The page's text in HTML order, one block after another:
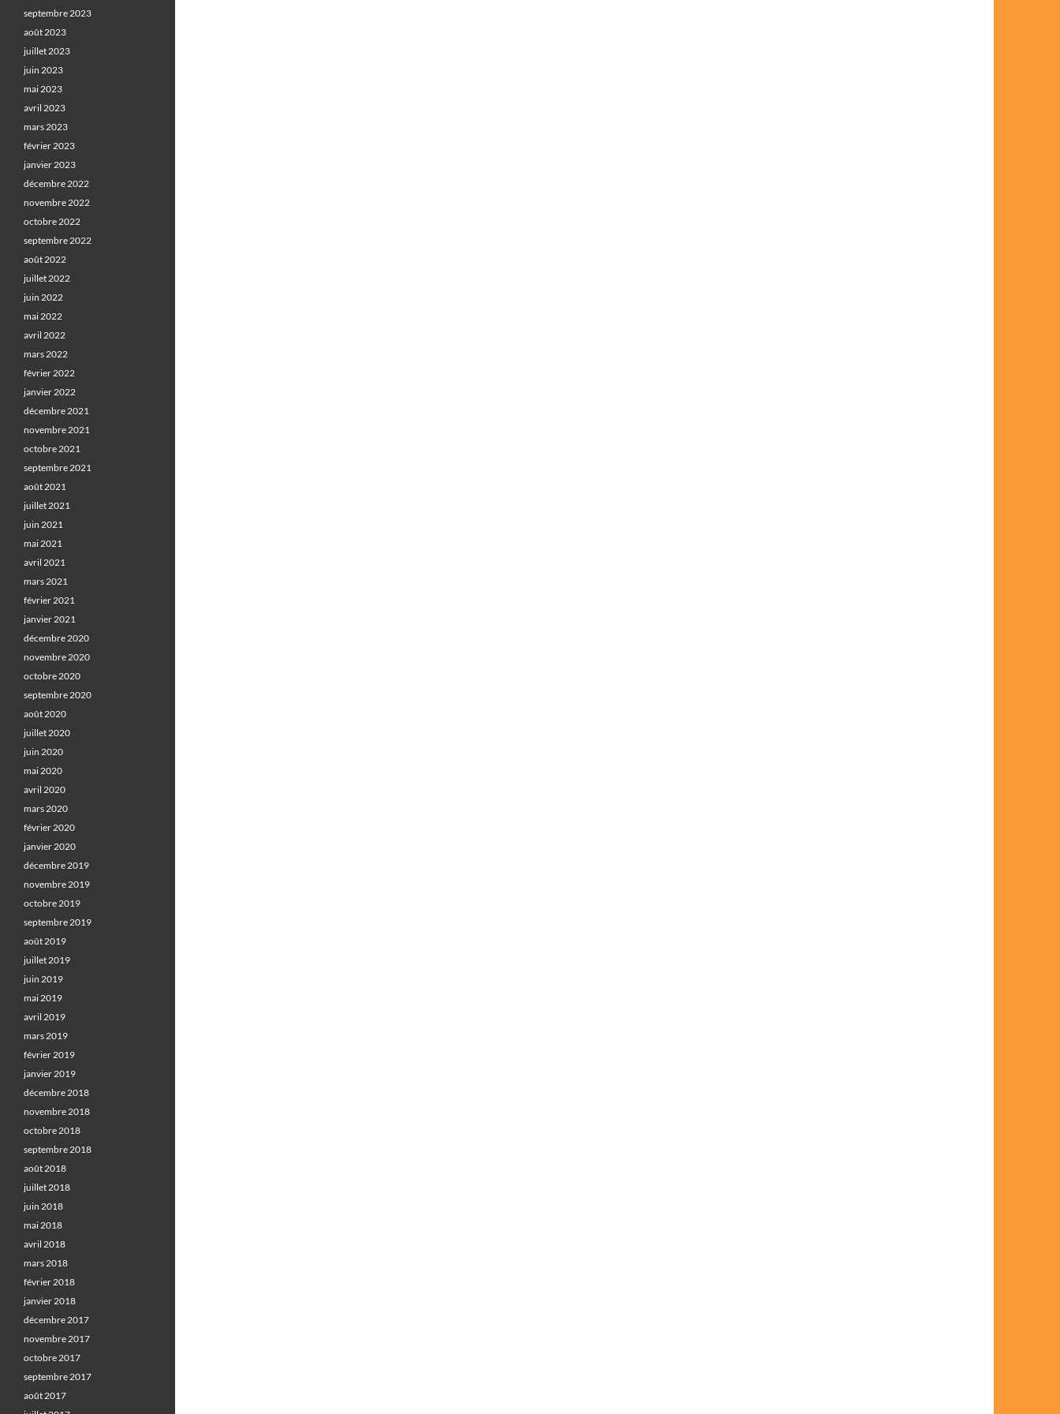
septembre 2023
août 2023
juillet 2023
juin 2023
mai 2023
avril 2023
mars 2023
février 2023
janvier 2023
décembre 2022
novembre 2022
octobre 2022
septembre 2022
août 2022
juillet 2022
juin 2022
mai 2022
avril 2022
mars 2022
février 2022
janvier 2022
décembre 2021
novembre 2021
octobre 2021
septembre 2021
août 2021
juillet 2021
juin 2021
mai 2021
avril 2021
mars 2021
février 2021
janvier 2021
décembre 2020
novembre 2020
octobre 2020
septembre 2020
août 2020
juillet 2020
juin 2020
mai 2020
avril 2020
mars 2020
février 2020
janvier 2020
décembre 2019
novembre 2019
octobre 2019
septembre 2019
août 2019
juillet 2019
juin 2019
mai 2019
avril 2019
mars 2019
février 2019
janvier 2019
décembre 2018
novembre 2018
octobre 2018
septembre 2018
août 2018
juillet 2018
juin 2018
mai 2018
avril 2018
mars 2018
février 2018
janvier 2018
décembre 2017
novembre 2017
octobre 2017
septembre 2017
août 2017